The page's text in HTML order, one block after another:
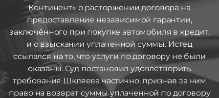
Континент» о расторжении договора на
предоставление независимой гарантии,
заключённого при покупке автомобиля в кредит,
и о взыскании уплаченной суммы. Истец
ссылался на то, что услуги по договору не были
оказаны. Суд постановил удовлетворить
требования Шкляева частично, признав за ним
право на возврат суммы уплаченной по договору